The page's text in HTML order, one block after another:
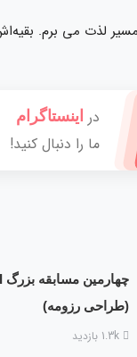
لذت می برم.
در اینستاگرام
ما را دنبال کنید!
(طراحی رزومه)
1.3k بازدید